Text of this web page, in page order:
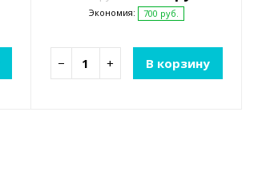
Экономия: 700 руб.
− + В корзину